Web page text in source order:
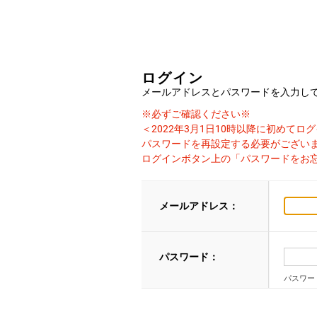
ログイン
メールアドレスとパスワードを入力し
※必ずご確認ください※
＜2022年3月1日10時以降に初めてロ
パスワードを再設定する必要がございま
ログインボタン上の「パスワードをお
メールアドレス：
パスワード：
パスワー